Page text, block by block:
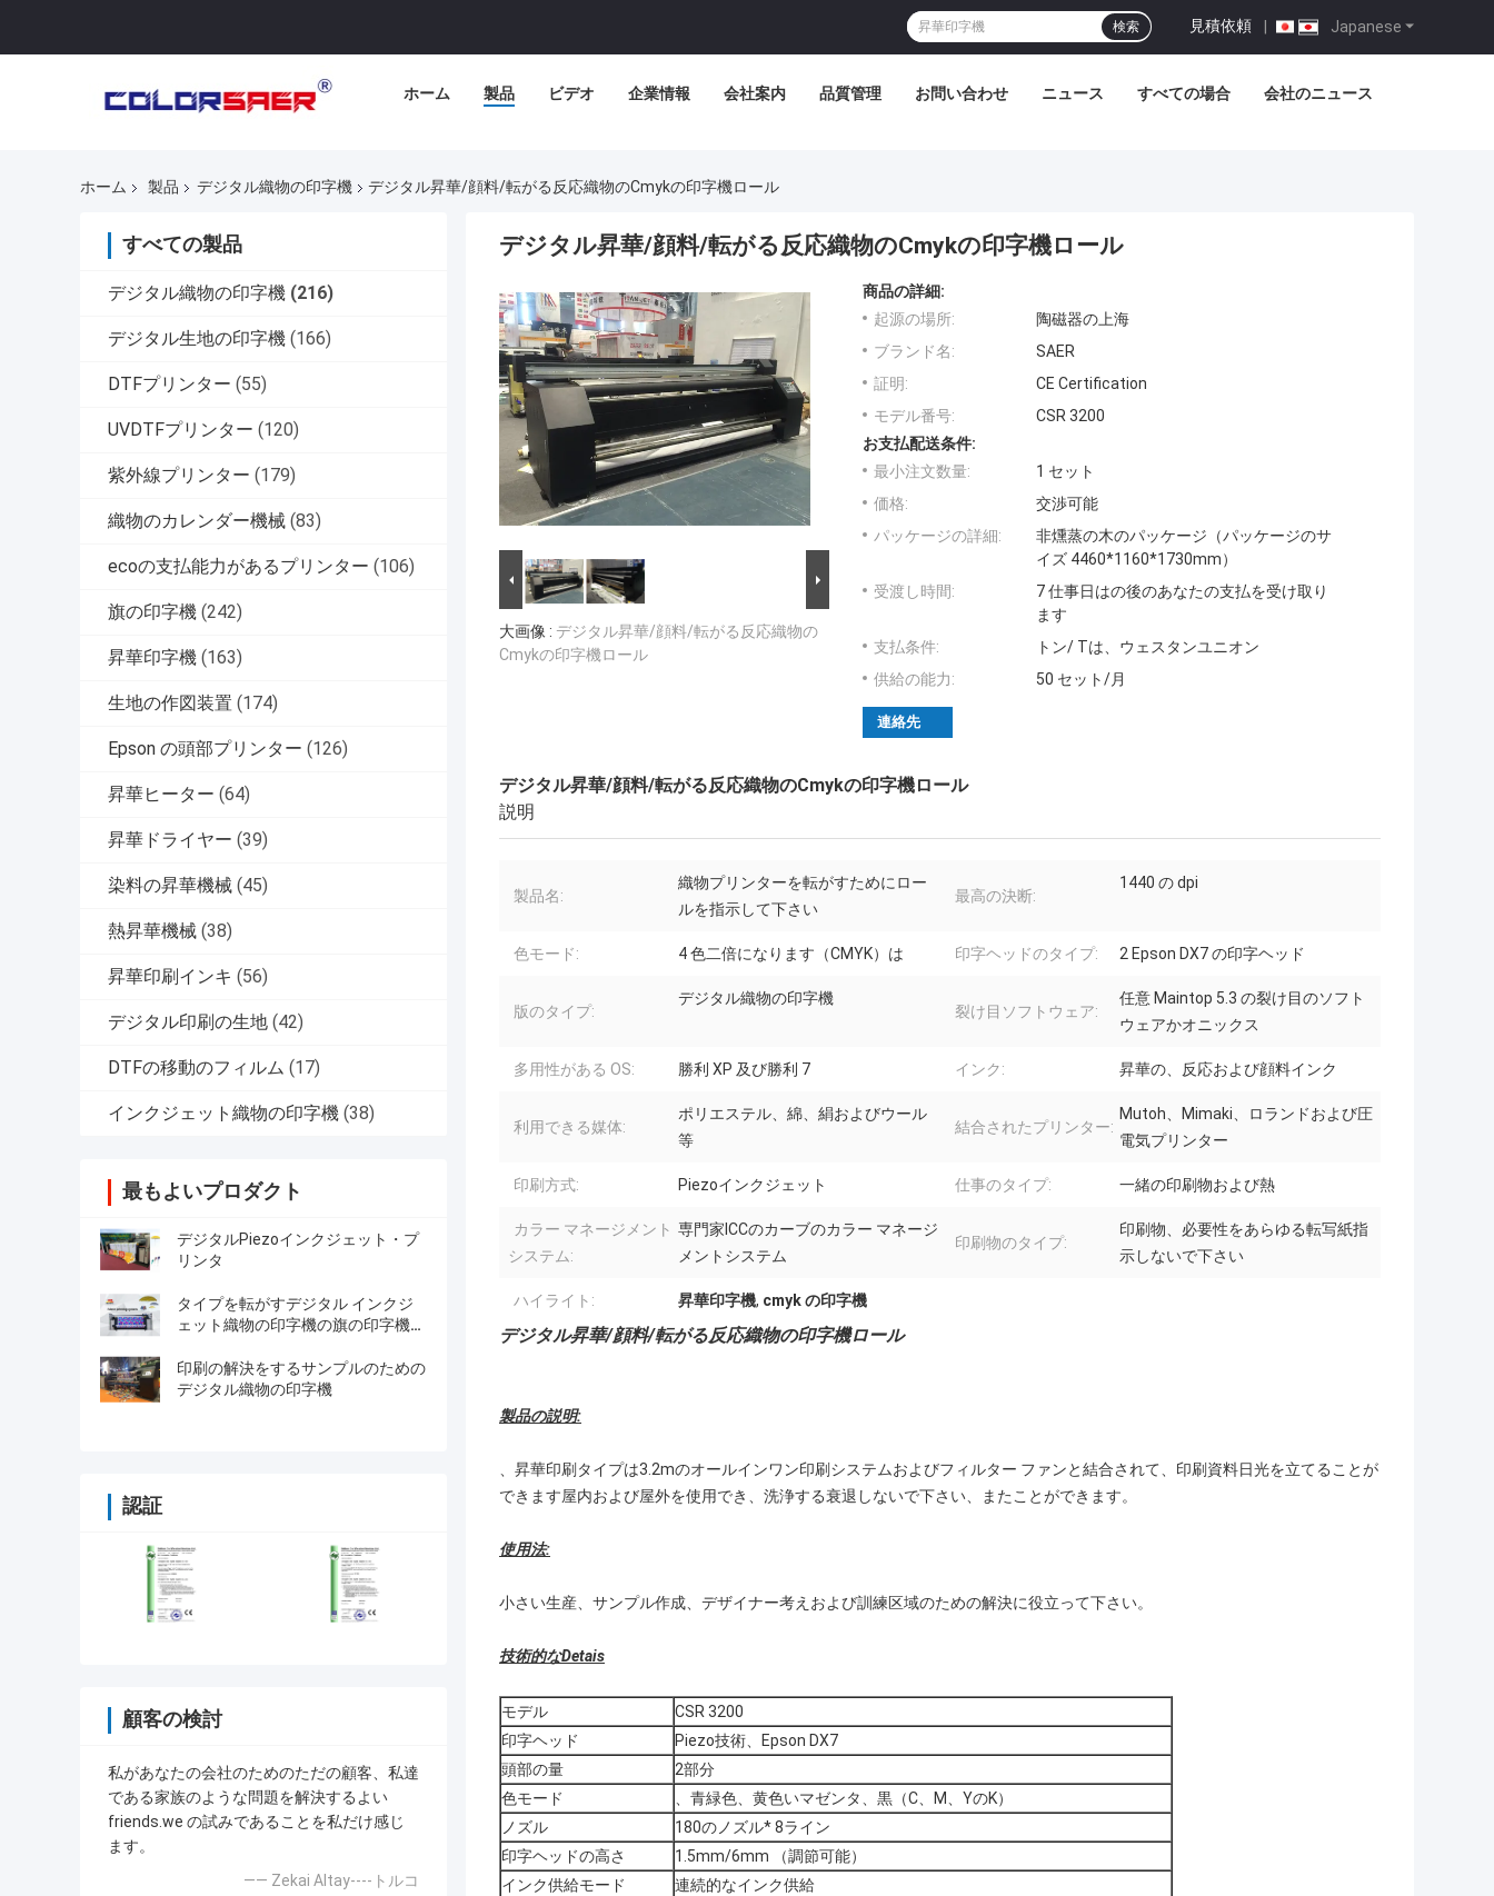
Japanese
見積依頼 |
検索
ホーム 製品 ビデオ 企業情報 会社案内 品質管理 お問い合わせ ニュース すべての場合 会社のニュース
ホーム 製品 デジタル織物の印字機 デジタル昇華/顔料/転がる反応織物のCmykの印字機ロール
すべての製品
デジタル織物の印字機 (216)
デジタル生地の印字機 (166)
DTFプリンター (55)
UVDTFプリンター (120)
紫外線プリンター (179)
織物のカレンダー機械 (83)
ecoの支払能力があるプリンター (106)
旗の印字機 (242)
昇華印字機 (163)
生地の作図装置 (174)
Epson の頭部プリンター (126)
昇華ヒーター (64)
昇華ドライヤー (39)
染料の昇華機械 (45)
熱昇華機械 (38)
昇華印刷インキ (56)
デジタル印刷の生地 (42)
DTFの移動のフィルム (17)
インクジェット織物の印字機 (38)
最もよいプロダクト
デジタルPiezoインクジェット・プ
リンタ
タイプを転がすデジタル インクジ
ェット織物の印字機の旗の印字機ロ
印刷の解決をするサンプルのための
デジタル織物の印字機
認証
顧客の検討
私があなたの会社のためのただの顧客、私達
である家族のような問題を解決するよい
friends.we の試みであることを私だけ感じ
ます。
—— Zekai Altay----トルコ
デジタル昇華/顔料/転がる反応織物のCmykの印字機ロール
大画像 : デジタル昇華/顔料/転がる反応織物の
Cmykの印字機ロール
商品の詳細:
起源の場所:
陶磁器の上海
ブランド名:
SAER
証明:
CE Certification
モデル番号:
CSR 3200
お支払配送条件:
最小注文数量:
1 セット
価格:
交渉可能
パッケージの詳細:
非燻蒸の木のパッケージ（パッケージのサ
イズ 4460*1160*1730mm）
受渡し時間:
7 仕事日はの後のあなたの支払を受け取り
ます
支払条件:
トン/ Tは、ウェスタンユニオン
供給の能力:
50 セット/月
連絡先
デジタル昇華/顔料/転がる反応織物のCmykの印字機ロール
説明
製品名:
織物プリンターを転がすためにロー
ルを指示して下さい
最高の決断:
1440 の dpi
色モード: 4 色二倍になります（CMYK）は 印字ヘッドのタイプ: 2 Epson DX7 の印字ヘッド
版のタイプ:
デジタル織物の印字機
裂け目ソフトウェア:
任意 Maintop 5.3 の裂け目のソフト
ウェアかオニックス
多用性がある OS: 勝利 XP 及び勝利 7 インク: 昇華の、反応および顔料インク
利用できる媒体:
ポリエステル、綿、絹およびウール
等
結合されたプリンター:
Mutoh、Mimaki、ロランドおよび圧
電気プリンター
印刷方式: Piezoインクジェット 仕事のタイプ: 一緒の印刷物および熱
カラー マネージメント
システム:
専門家ICCのカーブのカラー マネージ
メントシステム
印刷物のタイプ:
印刷物、必要性をあらゆる転写紙指
示しないで下さい
ハイライト: 昇華印字機, cmyk の印字機
デジタル昇華/顔料/転がる反応織物の印字機ロール
製品の説明:
、昇華印刷タイプは3.2mのオールインワン印刷システムおよびフィルター ファンと結合されて、印刷資料日光を立てることが
できます屋内および屋外を使用でき、洗浄する衰退しないで下さい、またことができます。
使用法:
小さい生産、サンプル作成、デザイナー考えおよび訓練区域のための解決に役立って下さい。
技術的なDetais
モデル
CSR 3200
印字ヘッド
Piezo技術、Epson DX7
頭部の量
2部分
色モード
、青緑色、黄色いマゼンタ、黒（C、M、YのK）
ノズル
180のノズル* 8ライン
印字ヘッドの高さ
1.5mm/6mm （調節可能）
インク供給モード
連続的なインク供給